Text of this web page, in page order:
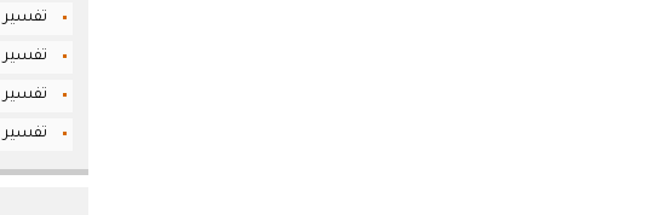
تفسير
تفسير
تفسير
تفسير